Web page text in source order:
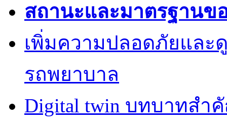
สถานะและมาตรฐานข
เพิ่มความปลอดภัยแล
รถพยาบาล
Digital twin บทบาทสำ